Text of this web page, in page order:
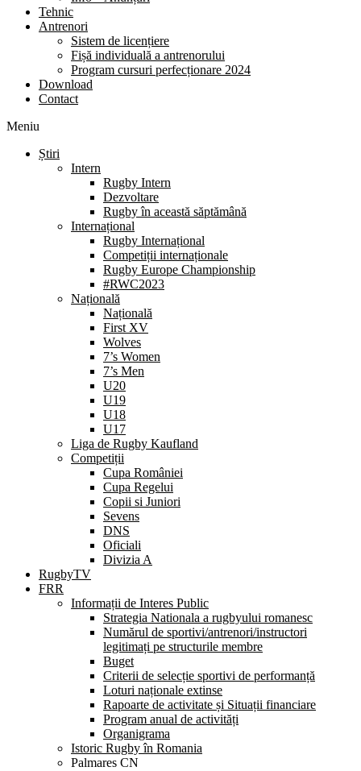
Tehnic
Antrenori
Sistem de licențiere
Fișă individuală a antrenorului
Program cursuri perfecționare 2024
Download
Contact
Meniu
Știri
Intern
Rugby Intern
Dezvoltare
Rugby în această săptămână
Internațional
Rugby Internațional
Competiții internaționale
Rugby Europe Championship
#RWC2023
Națională
Națională
First XV
Wolves
7’s Women
7’s Men
U20
U19
U18
U17
Liga de Rugby Kaufland
Competiții
Cupa României
Cupa Regelui
Copii si Juniori
Sevens
DNS
Oficiali
Divizia A
RugbyTV
FRR
Informații de Interes Public
Strategia Nationala a rugbyului romanesc
Numărul de sportivi/antrenori/instructori
legitimați pe structurile membre
Buget
Criterii de selecție sportivi de performanță
Loturi naționale extinse
Rapoarte de activitate și Situații financiare
Program anual de activități
Organigrama
Istoric Rugby în Romania
Palmares CN